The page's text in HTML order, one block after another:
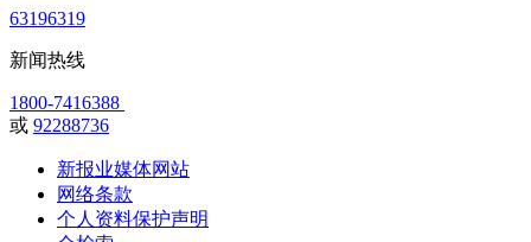
63196319
新闻热线
1800-7416388
或 92288736
新报业媒体网站
网络条款
个人资料保护声明